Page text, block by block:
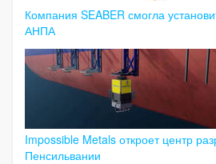
Компания SEABER смогла
АНПА
Impossible Metals откроет центр
Пенсильвании